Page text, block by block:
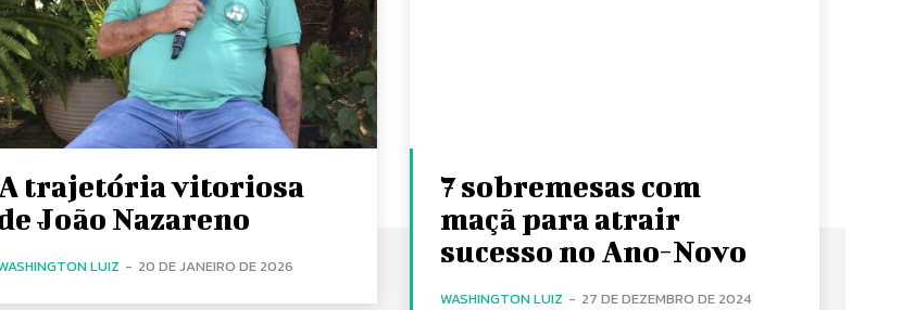
A trajetória vitoriosa
João Nazareno
LUIZ - 20 DE JANEIRO DE 2026
7 sobremesas com
maçã para atrair
sucesso no Ano-Novo
WASHINGTON LUIZ - 27 DE DEZEMBRO DE 2024